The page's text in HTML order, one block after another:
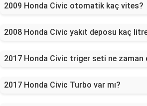
2009 Honda Civic otomatik kaç vites?
2008 Honda Civic yakıt deposu kaç
2017 Honda Civic triger seti ne zaman
2017 Honda Civic Turbo var mı?